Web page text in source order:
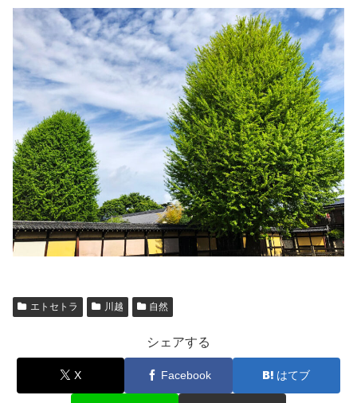
エトセトラ 川越 自然
シェアする
X Facebook はてブ